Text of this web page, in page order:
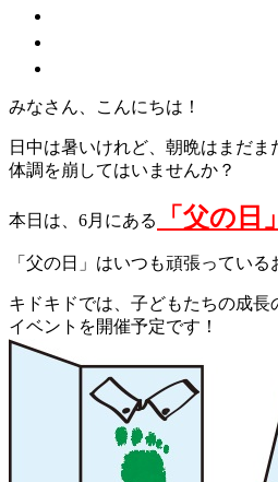
みなさん、こんにちは！
日中は暑いけれど、朝晩はまだま
体調を崩してはいませんか？
本日は、6月にある 「父の日」
「父の日」はいつも頑張ってい
キドキドでは、子どもたちの成
イベントを開催予定です！